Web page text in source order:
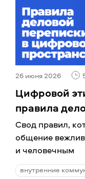
26 июня 2026
Цифровой
правила
Cвод правил,
общение
и человечным
внутренние